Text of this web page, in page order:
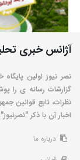
آژانس خبری
نصر نیوز اولین
گزارشات رسانه ی را
نظرات، تابع قوانین
اخبار آن با ذکر
درباره ما